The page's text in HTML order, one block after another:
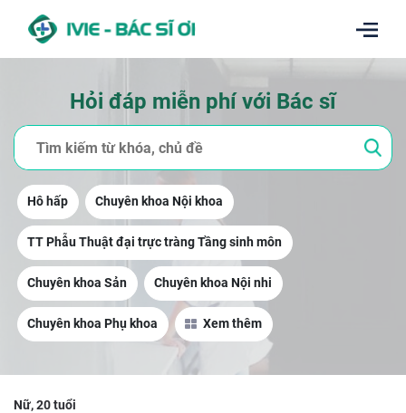
Hỏi đáp miễn phí với Bác sĩ
Hô hấp Chuyên khoa Nội khoa
TT Phẫu Thuật đại trực tràng Tầng sinh môn
Chuyên khoa Sản Chuyên khoa Nội nhi
Chuyên khoa Phụ khoa Xem thêm
Nữ, 20 tuổi